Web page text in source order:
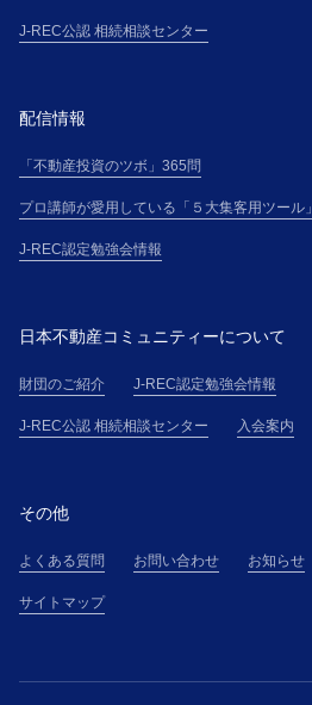
J-REC公認 相続相談センター
配信情報
「不動産投資のツボ」365問
プロ講師が愛用している「５大集客用ツール」
J-REC認定勉強会情報
日本不動産コミュニティーについて
財団のご紹介 J-REC認定勉強会情報
J-REC公認 相続相談センター 入会案内
その他
よくある質問 お問い合わせ お知らせ
サイトマップ